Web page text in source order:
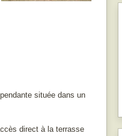
située dans un
direct à la terrasse